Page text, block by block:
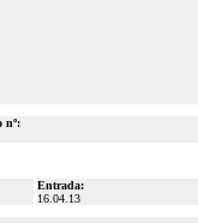
nº:
Entrada:
16.04.13